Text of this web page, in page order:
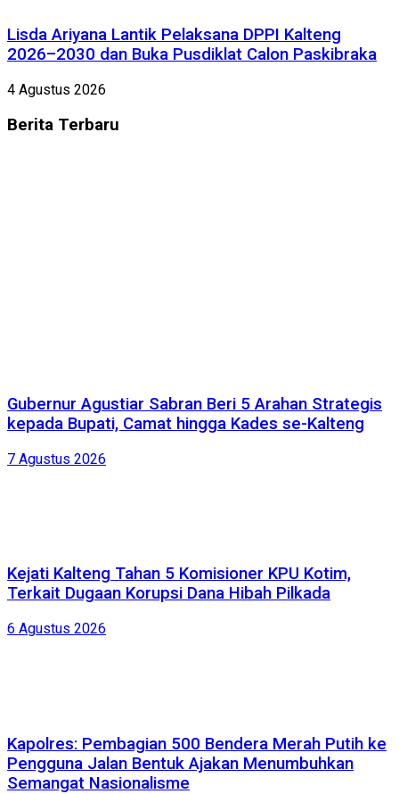
Lisda Ariyana Lantik Pelaksana DPPI Kalteng
2026–2030 dan Buka Pusdiklat Calon Paskibraka
4 Agustus 2026
Berita Terbaru
Gubernur Agustiar Sabran Beri 5 Arahan Strategis
kepada Bupati, Camat hingga Kades se-Kalteng
7 Agustus 2026
Kejati Kalteng Tahan 5 Komisioner KPU Kotim,
Terkait Dugaan Korupsi Dana Hibah Pilkada
6 Agustus 2026
Kapolres: Pembagian 500 Bendera Merah Putih ke
Pengguna Jalan Bentuk Ajakan Menumbuhkan
Semangat Nasionalisme